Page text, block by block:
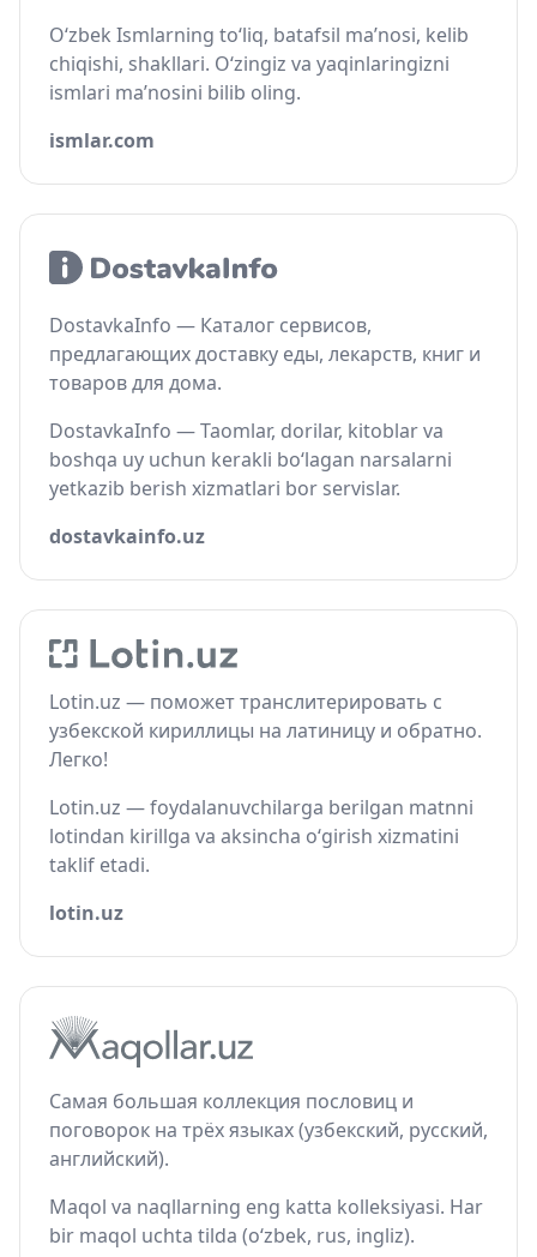
O‘zbek Ismlarning to‘liq, batafsil ma’nosi, kelib
chiqishi, shakllari. O‘zingiz va yaqinlaringizni
ismlari ma’nosini bilib oling.
ismlar.com
DostavkaInfo — Каталог сервисов,
предлагающих доставку еды, лекарств, книг и
товаров для дома.
DostavkaInfo — Taomlar, dorilar, kitoblar va
boshqa uy uchun kerakli bo‘lagan narsalarni
yetkazib berish xizmatlari bor servislar.
dostavkainfo.uz
Lotin.uz — поможет транслитерировать с
узбекской кириллицы на латиницу и обратно.
Легко!
Lotin.uz — foydalanuvchilarga berilgan matnni
lotindan kirillga va aksincha o‘girish xizmatini
taklif etadi.
lotin.uz
Самая большая коллекция пословиц и
поговорок на трёх языках (узбекский, русский,
английский).
Maqol va naqllarning eng katta kolleksiyasi. Har
bir maqol uchta tilda (o‘zbek, rus, ingliz).